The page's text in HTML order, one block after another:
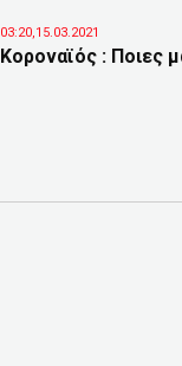
03:20,15.03.2021
Κοροναϊός : Ποιες